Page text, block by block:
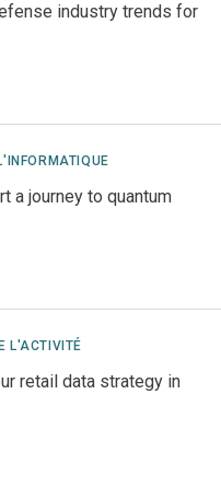
industry trends for
a journey to quantum
L'ACTIVITÉ
retail data strategy in